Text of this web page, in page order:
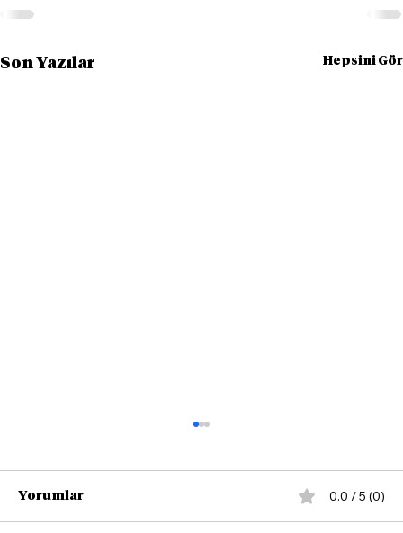
Son Yazılar Hepsini Gör
Yorumlar 0.0 / 5 (0)